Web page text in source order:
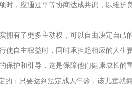
，应通过平等协商达成共识，以维护
拥有了更多主动权，可以自由决定自己
使自主权益时，同时承担起相应的人
护和引导，这是保障他们健康成长的
：只要达到法定成人年龄，该儿童就